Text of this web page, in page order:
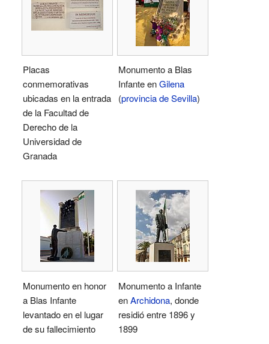
Placas
conmemorativas
ubicadas en la entrada
de la Facultad de
Derecho de la
Universidad de
Granada
Monumento a Blas
Infante enGilena
(provincia de Sevilla)
Monumento en honor
a Blas Infante
levantado en el lugar
de su fallecimiento
Monumento a Infante
enArchidona, donde
residió entre 1896 y
1899